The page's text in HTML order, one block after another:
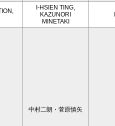
I-HSIEN TING,
KAZUNORI
MINETAKI
中村二朗・菅原慎矢